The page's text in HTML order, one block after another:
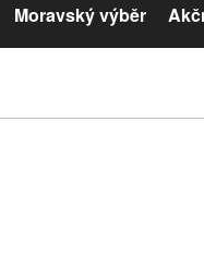
Červené
Moravský výběr